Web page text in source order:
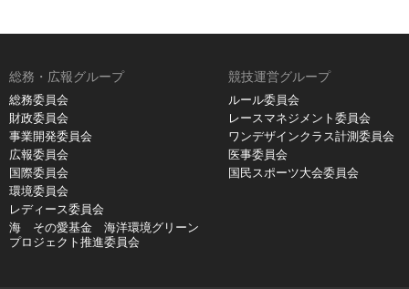
総務・広報グループ
総務委員会
財政委員会
事業開発委員会
広報委員会
国際委員会
環境委員会
レディース委員会
海 その愛基金 海洋環境グリーン
プロジェクト推進委員会
競技運営グループ
ルール委員会
レースマネジメント委員会
ワンデザインクラス計測委員会
医事委員会
国民スポーツ大会委員会